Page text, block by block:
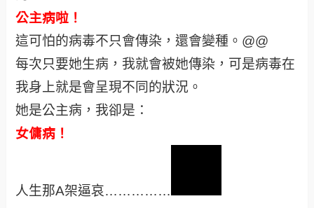
公主病啦！
這可怕的病毒不只會傳染，還會變種。@@
每次只要她生病，我就會被她傳染，可是病毒在
我身上就是會呈現不同的狀況。
她是公主病，我卻是：
女傭病 ！
人生那A架逼哀……………